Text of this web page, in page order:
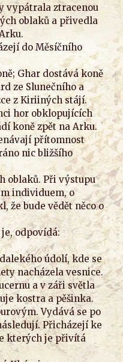
vypátrala ztracenou
oblaků a přivedla
do Měsíčního
Ghar dostává koně
ze Slunečního a
z Kiriiných stájí.
hor obklopujících
koně zpět na Arku.
přítomnost
nic bližšího
oblaků. Při výstupu
individuem, o
že bude vědět něco o
odpovídá:
údolí, kde se
nacházela vesnice.
a v záři světla
kostra a pěšinka.
Vydává se po
Přicházejí ke
kterých je přivítá